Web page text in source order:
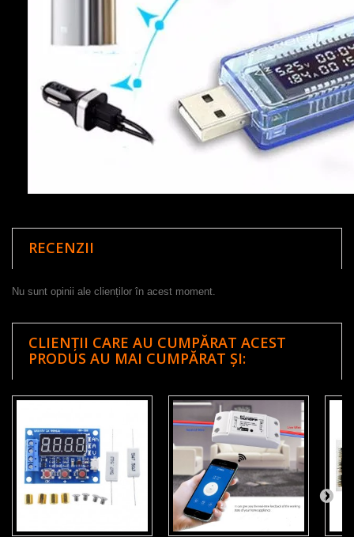
RECENZII
Nu sunt opinii ale clienților în acest moment.
CLIENȚII CARE AU CUMPĂRAT ACEST
PRODUS AU MAI CUMPĂRAT ȘI: